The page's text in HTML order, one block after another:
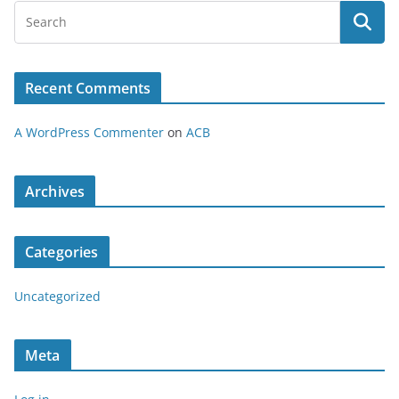
Recent Comments
A WordPress Commenter on ACB
Archives
Categories
Uncategorized
Meta